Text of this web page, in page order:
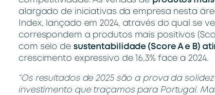
alargado de iniciativas da empresa nesta
Index, lançado em 2024, através do qual se
correspondem a produtos mais positivos
com selo de sustentabilidade (Score A e B)
crescimento expressivo de 16,3% face a 2024.
“Os resultados de 2025 são a prova da
investimento que traçamos para Portugal.